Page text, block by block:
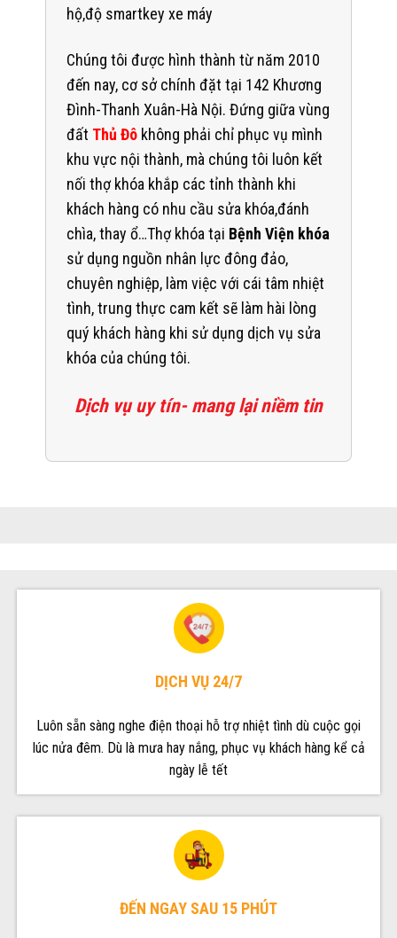
hộ,độ smartkey xe máy
Chúng tôi được hình thành từ năm 2010
đến nay, cơ sở chính đặt tại 142 Khương
Đình-Thanh Xuân-Hà Nội. Đứng giữa vùng
đất Thủ Đô không phải chỉ phục vụ mình
khu vực nội thành, mà chúng tôi luôn kết
nối thợ khóa khắp các tỉnh thành khi
khách hàng có nhu cầu sửa khóa,đánh
chìa, thay ổ…Thợ khóa tại Bệnh Viện khóa
sử dụng nguồn nhân lực đông đảo,
chuyên nghiệp, làm việc với cái tâm nhiệt
tình, trung thực cam kết sẽ làm hài lòng
quý khách hàng khi sử dụng dịch vụ sửa
khóa của chúng tôi.
Dịch vụ uy tín- mang lại niềm tin
DỊCH VỤ 24/7
Luôn sẵn sàng nghe điện thoại hỗ trợ nhiệt tình dù cuộc gọi
lúc nửa đêm. Dù là mưa hay nắng, phục vụ khách hàng kể cả
ngày lễ tết
ĐẾN NGAY SAU 15 PHÚT